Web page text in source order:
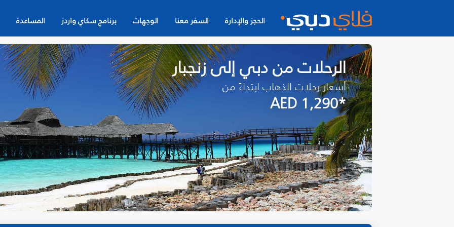
الحجز والإدارة السفر معنا الوجهات برنامج سكاي واردز المساعدة
الرحلات من دبي إلى زنجبار
أسعار رحلات الذهاب ابتداءً من
*AED 1,290